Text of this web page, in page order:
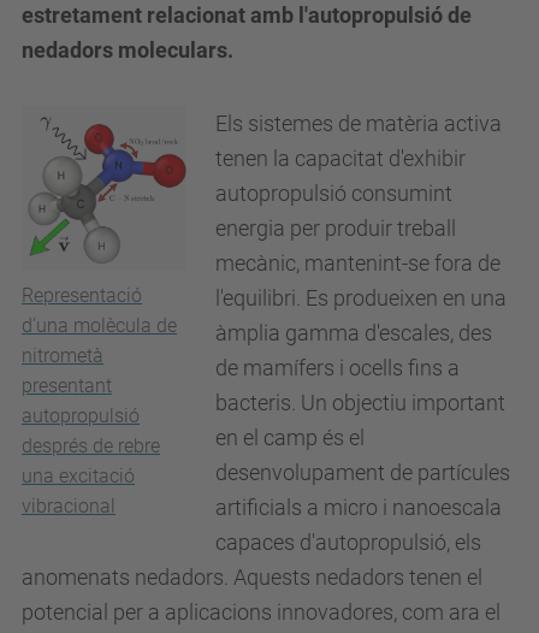
estretament relacionat amb l'autopropulsió de
nedadors moleculars.
Representació
d'una molècula de
nitrometà
presentant
autopropulsió
després de rebre
una excitació
vibracional
Els sistemes de matèria activa
tenen la capacitat d'exhibir
autopropulsió consumint
energia per produir treball
mecànic, mantenint-se fora de
l'equilibri. Es produeixen en una
àmplia gamma d'escales, des
de mamífers i ocells fins a
bacteris. Un objectiu important
en el camp és el
desenvolupament de partícules
artificials a micro i nanoescala
capaces d'autopropulsió, els
anomenats nedadors. Aquests nedadors tenen el
potencial per a aplicacions innovadores, com ara el